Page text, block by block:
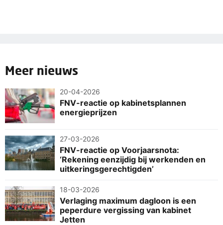
Meer nieuws
20-04-2026
FNV-reactie op kabinetsplannen
energieprijzen
27-03-2026
FNV-reactie op Voorjaarsnota:
‘Rekening eenzijdig bij werkenden en
uitkeringsgerechtigden’
18-03-2026
Verlaging maximum dagloon is een
peperdure vergissing van kabinet
Jetten